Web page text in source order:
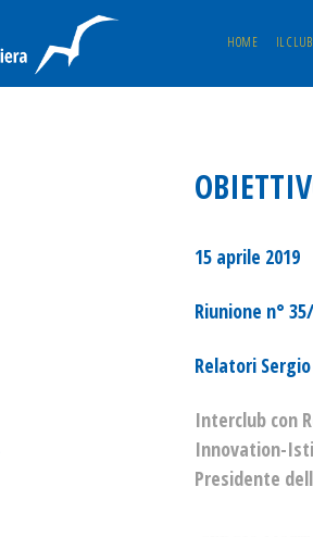
HOME IL CLUB
15 aprile 2019
Riunione n°
Relatori
Interclub con
Innovation-
Presidente